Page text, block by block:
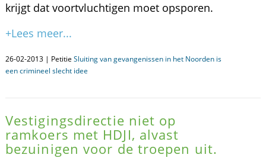
krijgt dat voortvluchtigen moet opsporen.
+Lees meer...
26-02-2013 | Petitie Sluiting van gevangenissen in het Noorden is
een crimineel slecht idee
Vestigingsdirectie niet op
ramkoers met HDJI, alvast
bezuinigen voor de troepen uit.